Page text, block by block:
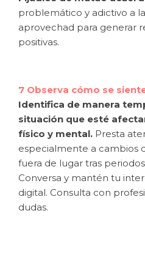
problemático y adictivo a
aprovechad para generar
positivas.
7 Observa cómo se
Identifica de manera
situación que esté
físico y mental. Presta
especialmente a cambios
fuera de lugar tras
Conversa y mantén tu
digital. Consulta con
dudas.